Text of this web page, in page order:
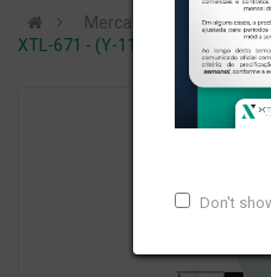
Don't
Mercados de Atuação
XTL-671 - (Y-113) - PESO